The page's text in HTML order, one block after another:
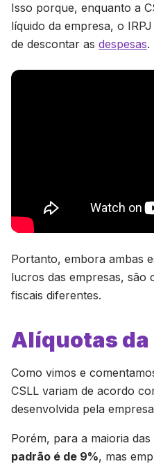
Isso porque, enquanto a
líquido da empresa, o
de descontar as despesas.
Portanto, embora ambas
lucros das empresas, são
fiscais diferentes.
Alíquotas da
Como vimos e
CSLL variam de acordo
desenvolvida pela
Porém, para a maioria das
padrão é de 9%, mas